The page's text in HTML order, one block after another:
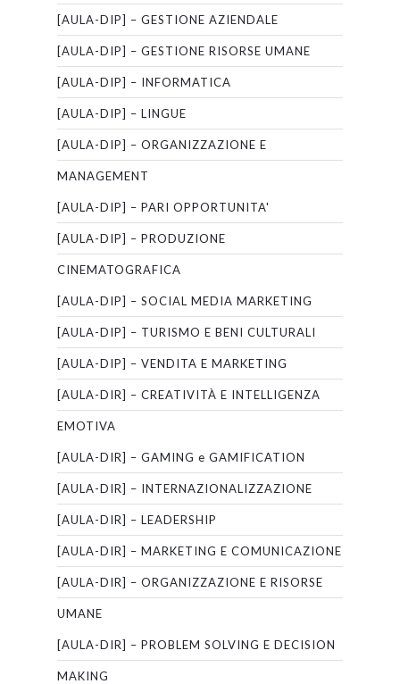
[AULA-DIP] – GESTIONE AZIENDALE
[AULA-DIP] – GESTIONE RISORSE UMANE
[AULA-DIP] – INFORMATICA
[AULA-DIP] – LINGUE
[AULA-DIP] – ORGANIZZAZIONE E
MANAGEMENT
[AULA-DIP] – PARI OPPORTUNITA'
[AULA-DIP] – PRODUZIONE
CINEMATOGRAFICA
[AULA-DIP] – SOCIAL MEDIA MARKETING
[AULA-DIP] – TURISMO E BENI CULTURALI
[AULA-DIP] – VENDITA E MARKETING
[AULA-DIR] – CREATIVITÀ E INTELLIGENZA
EMOTIVA
[AULA-DIR] – GAMING e GAMIFICATION
[AULA-DIR] – INTERNAZIONALIZZAZIONE
[AULA-DIR] – LEADERSHIP
[AULA-DIR] – MARKETING E COMUNICAZIONE
[AULA-DIR] – ORGANIZZAZIONE E RISORSE
UMANE
[AULA-DIR] – PROBLEM SOLVING E DECISION
MAKING